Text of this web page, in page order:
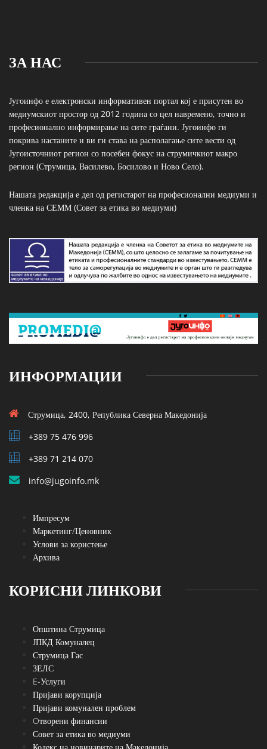
ЗА НАС
Југоинфо е електронски информативен портал кој е присутен во
медиумскиот простор од 2012 година со цел навремено, точно и
професионално информирање на сите граѓани. Југоинфо ги
покрива настаните и ви ги става на располагање сите вести од
Југоисточниот регион со посебен фокус на струмичкиот макро
регион (Струмица, Василево, Босилово и Ново Село).
Нашата редакција е дел од регистарот на професионални медиуми и
членка на СЕММ (Совет за етика во медиуми)
ИНФОРМАЦИИ
Струмица, 2400, Република Северна Македонија
+389 75 476 996
+389 71 214 070
info@jugoinfo.mk
Импресум
Маркетинг/Ценовник
Услови за користење
Архива
КОРИСНИ ЛИНКОВИ
Општина Струмица
ЈПКД Комуналец
Струмица Гас
ЗЕЛС
E-Услуги
Пријави корупција
Пријави комунален проблем
Oтворени финансии
Совет за етика во медиуми